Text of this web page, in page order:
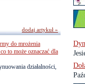
do mrożenia
to może oznaczać dla
działalności,
dodaj artykuł »